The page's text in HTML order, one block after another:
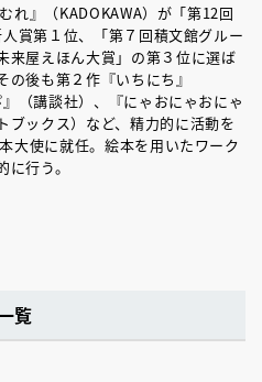
れ』（KADOKAWA）が「第12回
賞第１位、「第７回積文館グルー
来屋えほん大賞」の第３位に選ば
後も第２作『いちにち』
』（講談社）、『にゃおにゃおにゃ
ブックス）など、精力的に活動を
大使に就任。絵本を用いたワーク
行う。
覧